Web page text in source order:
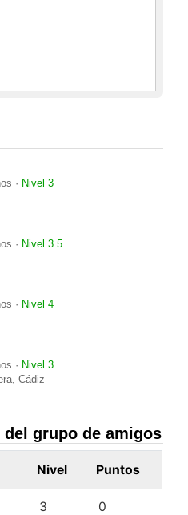
· Nivel 3
· Nivel 3.5
· Nivel 4
· Nivel 3
Cádiz
grupo de amigos
Nivel Puntos
3 0